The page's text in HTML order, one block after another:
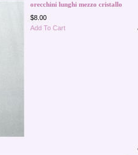
orecchini lunghi mezzo cristallo
$8.00
Add To Cart